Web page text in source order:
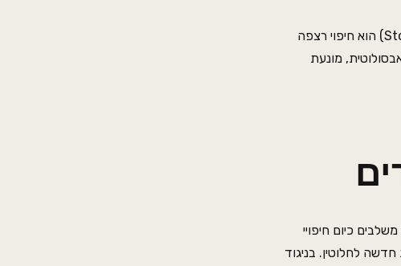
(ראשי תיבות של Stone Plastic Composite) הוא חיפוי רצפה
מונעת
בישראל משלבים כיום חיפויי
לחלוטין. בניגוד